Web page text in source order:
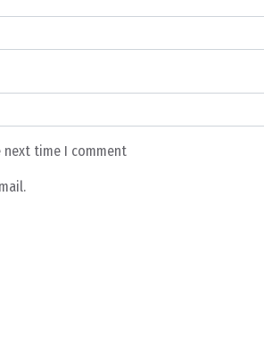
next time I comment